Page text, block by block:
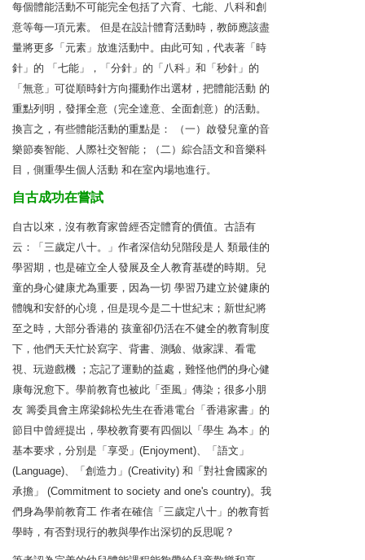
每個體能活動不可能完全包括了六育、七能、八科和創
意等每一項元素。 但是在設計體育活動時，教師應該盡
量將更多「元素」放進活動中。由此可知，代表著「時
針」的 「七能」，「分針」的「八科」和「秒針」的
「無意」可從順時針方向擺動作出選材，把體能活動 的
重點列明，發揮全意（完全達意、全面創意）的活動。
換言之，有些體能活動的重點是： （一）啟發兒童的音
樂節奏智能、人際社交智能；（二）綜合語文和音樂科
目，側重學生個人活動 和在室內場地進行。
自古成功在嘗試
自古以來，沒有教育家曾經否定體育的價值。古語有
云：「三歲定八十。」作者深信幼兒階段是人 類最佳的
學習期，也是確立全人發展及全人教育基礎的時期。兒
童的身心健康尤為重要，因為一切 學習乃建立於健康的
體魄和安舒的心境，但是現今是二十世紀末；新世紀將
至之時，大部分香港的 孩童卻仍活在不健全的教育制度
下，他們天天忙於寫字、背書、測驗、做家課、看電
視、玩遊戲機 ；忘記了運動的益處，難怪他們的身心健
康每況愈下。學前教育也被此「歪風」傳染；很多小朋
友 籌委員會主席梁錦松先生在香港電台「香港家書」的
節目中曾經提出，學校教育要有四個以「學生 為本」的
基本要求，分別是「享受」(Enjoyment)、「語文」
(Language)、「創造力」(Creativity) 和「對社會國家的
承擔」 (Commitment to society and one's country)。我
們身為學前教育工 作者在確信「三歲定八十」的教育哲
學時，有否對現行的教與學作出深切的反思呢？